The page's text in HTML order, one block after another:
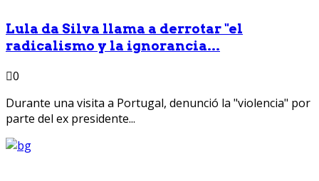
Lula da Silva llama a derrotar "el
radicalismo y la ignorancia...
0
Durante una visita a Portugal, denunció la "violencia" por
parte del ex presidente...